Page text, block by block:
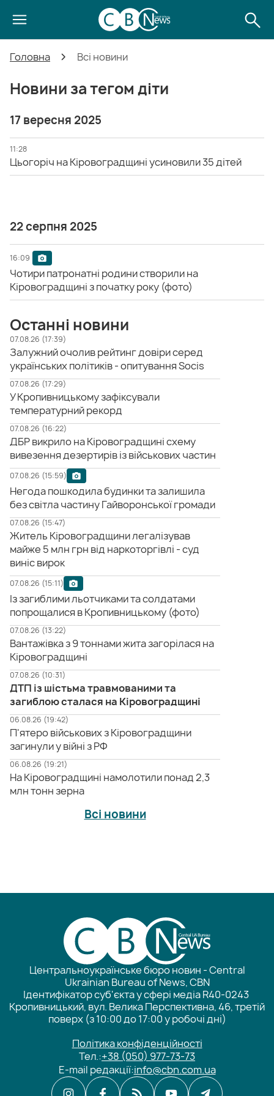
Головна Всі новини
Новини за тегом діти
17 вересня 2025
11:28
Цьогоріч на Кіровоградщині усиновили 35 дітей
22 серпня 2025
16:09
Чотири патронатні родини створили на
Кіровоградщині з початку року (фото)
Останні новини
07.08.26 (17:39)
Залужний очолив рейтинг довіри серед
українських політиків - опитування Socis
07.08.26 (17:29)
У Кропивницькому зафіксували
температурний рекорд
07.08.26 (16:22)
ДБР викрило на Кіровоградщині схему
вивезення дезертирів із військових частин
07.08.26 (15:59)
Негода пошкодила будинки та залишила
без світла частину Гайворонської громади
07.08.26 (15:47)
Житель Кіровоградщини легалізував
майже 5 млн грн від наркоторгівлі - суд
виніс вирок
07.08.26 (15:11)
Із загиблими льотчиками та солдатами
попрощалися в Кропивницькому (фото)
07.08.26 (13:22)
Вантажівка з 9 тоннами жита загорілася на
Кіровоградщині
07.08.26 (10:31)
ДТП із шістьма травмованими та
загиблою сталася на Кіровоградщині
06.08.26 (19:42)
П'ятеро військових з Кіровоградщини
загинули у війні з РФ
06.08.26 (19:21)
На Кіровоградщині намолотили понад 2,3
млн тонн зерна
Всі новини
Центральноукраїнське бюро новин - Central
Ukrainian Bureau of News, CBN
Ідентифікатор суб'єкта у сфері медіа R40-0243
Кропивницький, вул. Велика Перспективна, 46, третій
поверх (з 10:00 до 17:00 у робочі дні)
Політика конфіденційності
Тел.:+38 (050) 977-73-73
E-mail редакції:info@cbn.com.ua